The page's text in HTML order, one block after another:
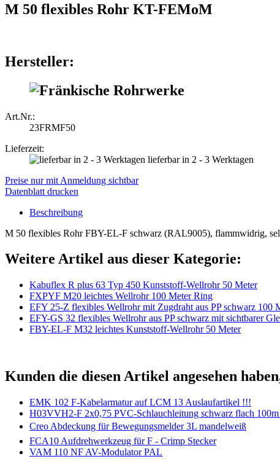
M 50 flexibles Rohr KT-FEMoM
Hersteller:
Art.Nr.:
23FRMF50
Lieferzeit:
lieferbar in 2 - 3 Werktagen
Preise nur mit Anmeldung sichtbar
Datenblatt drucken
Beschreibung
M 50 flexibles Rohr FBY-EL-F schwarz (RAL9005), flammwidrig,
Weitere Artikel aus dieser Kategorie:
Kabuflex R plus 63 Typ 450 Kunststoff-Wellrohr 50 Meter
FXPYF M20 leichtes Wellrohr 100 Meter Ring
EFY 25-Z flexibles Wellrohr mit Zugdraht aus PP schwarz 100
EFY-GS 32 flexibles Wellrohr aus PP schwarz mit sichtbarer
FBY-EL-F M32 leichtes Kunststoff-Wellrohr 50 Meter
Kunden die diesen Artikel angesehen
EMK 102 F-Kabelarmatur auf LCM 13 Auslaufartikel !!!
H03VVH2-F 2x0,75 PVC-Schlauchleitung schwarz flach
Creo Abdeckung für Bewegungsmelder 3L mandelweiß
FCA10 Aufdrehwerkzeug für F - Crimp Stecker
VAM 110 NF AV-Modulator PAL